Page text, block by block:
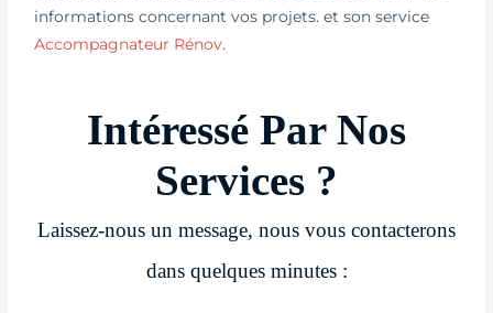
informations concernant vos projets. et son service
Accompagnateur Rénov.
Intéressé Par Nos
Services ?
Laissez-nous un message, nous vous contacterons
dans quelques minutes :